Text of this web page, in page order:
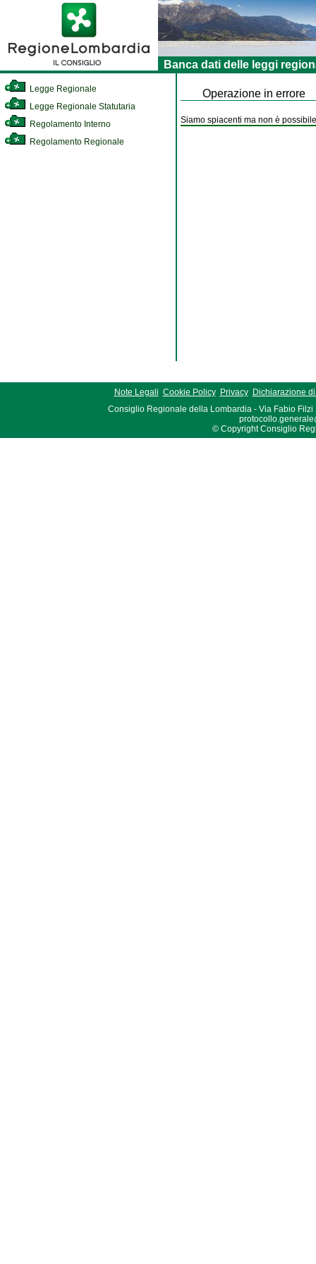
Banca dati delle leggi
Legge Regionale
Legge Regionale Statutaria
Regolamento Interno
Regolamento Regionale
Operazione in errore
Siamo spiacenti ma non è
Note Legali Cookie Policy Privacy
Dichiarazione
Consiglio Regionale della Lombardia - Via Fabio Filzi
© Copyright Consiglio